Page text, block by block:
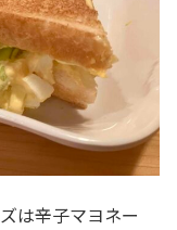
は辛子マヨネー